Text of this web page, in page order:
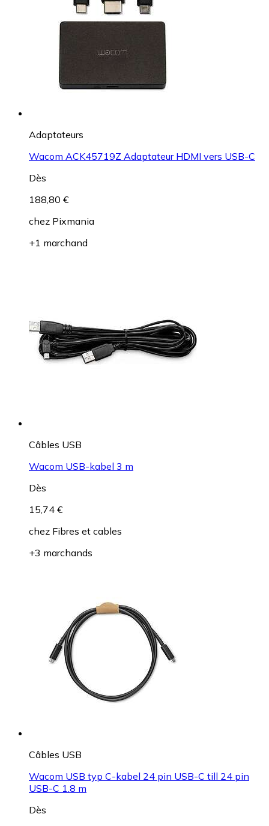
Adaptateurs
Wacom ACK45719Z Adaptateur HDMI vers USB-C
Dès
188,80 €
chez Pixmania
+1 marchand
Câbles USB
Wacom USB-kabel 3 m
Dès
15,74 €
chez Fibres et cables
+3 marchands
Câbles USB
Wacom USB typ C-kabel 24 pin USB-C till 24 pin
USB-C 1.8 m
Dès